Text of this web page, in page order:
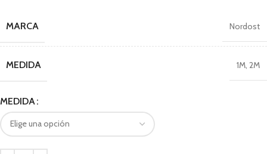
MARCA Nordost
MEDIDA 1M 2M
MEDIDA